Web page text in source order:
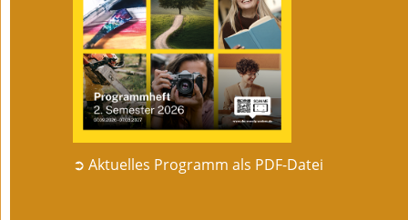
➲ Aktuelles Programm als PDF-Datei